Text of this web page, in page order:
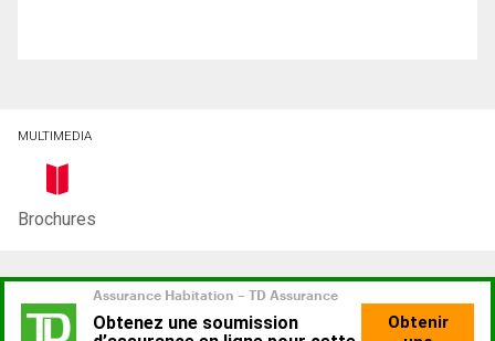
MULTIMEDIA
Brochures